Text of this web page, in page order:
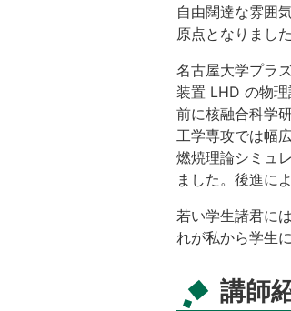
自由闊達な雰囲
原点となりました
名古屋大学プラ
装置 LHD の物
前に核融合科学
工学専攻では幅
燃焼理論シミュ
ました。後進に
若い学生諸君に
れが私から学生
講師